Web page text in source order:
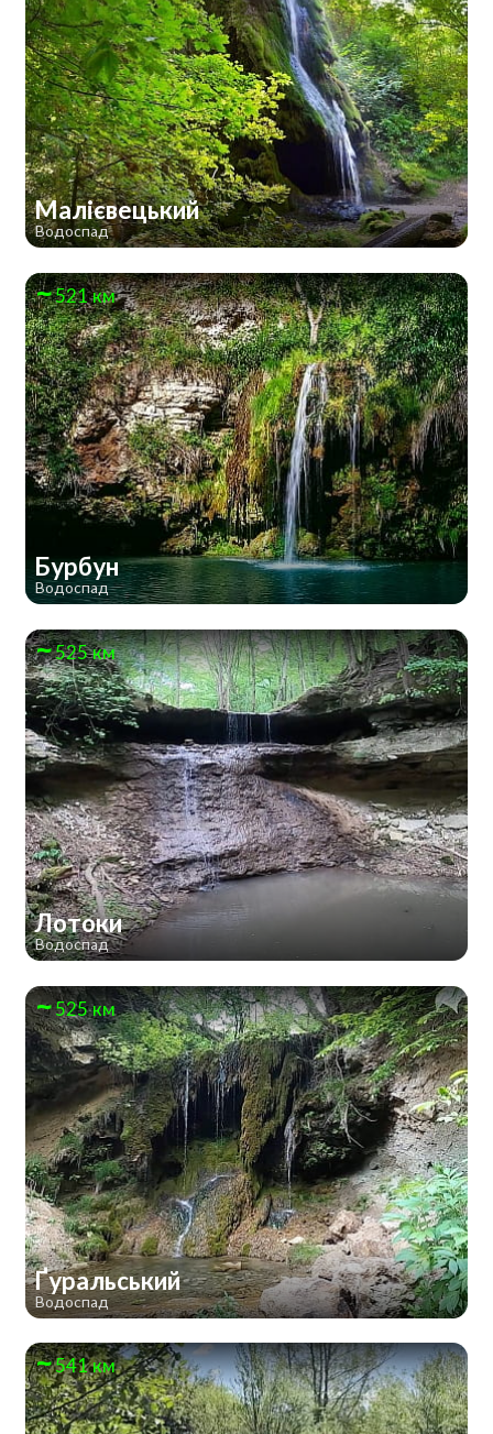
Малієвецький
Водоспад
521 км
Бурбун
Водоспад
525 км
Лотоки
Водоспад
525 км
Ґуральський
Водоспад
541 км